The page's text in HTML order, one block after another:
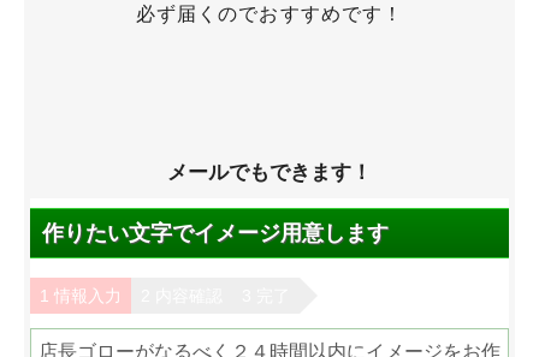
必ず届くのでおすすめです！
メールでもできます！